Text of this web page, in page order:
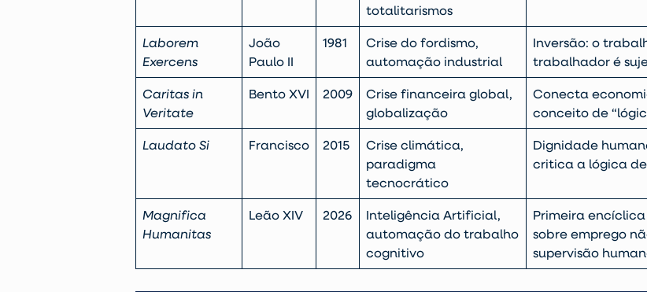
totalitarismos
Laborem
Exercens
João
Paulo II
1981
Crise do fordismo,
automação industrial
Inversão: o
trabalhador é
Caritas in
Veritate
Bento XVI 2009
Crise financeira global,
globalização
Conecta
conceito de
Laudato Si
Francisco 2015
Crise climática,
paradigma
tecnocrático
Dignidade
critica a lógica
Magnifica
Humanitas
Leão XIV 2026
Inteligência Artificial,
automação do trabalho
cognitivo
Primeira
sobre emprego
supervisão